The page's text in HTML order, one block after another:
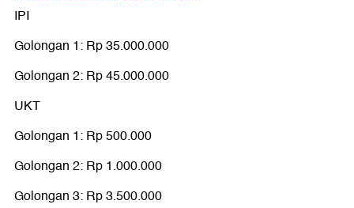
IPI
Golongan 1: Rp 35.000.000
Golongan 2: Rp 45.000.000
UKT
Golongan 1: Rp 500.000
Golongan 2: Rp 1.000.000
Golongan 3: Rp 3.500.000